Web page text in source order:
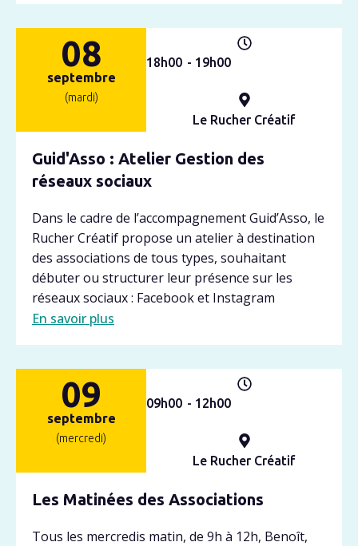
08
septembre
(mardi)
18h00 - 19h00
Le Rucher Créatif
Guid'Asso : Atelier Gestion des
réseaux sociaux
Dans le cadre de l’accompagnement Guid’Asso, le
Rucher Créatif propose un atelier à destination
des associations de tous types, souhaitant
débuter ou structurer leur présence sur les
réseaux sociaux : Facebook et Instagram
En savoir plus
09
septembre
(mercredi)
09h00 - 12h00
Le Rucher Créatif
Les Matinées des Associations
Tous les mercredis matin, de 9h à 12h, Benoît,